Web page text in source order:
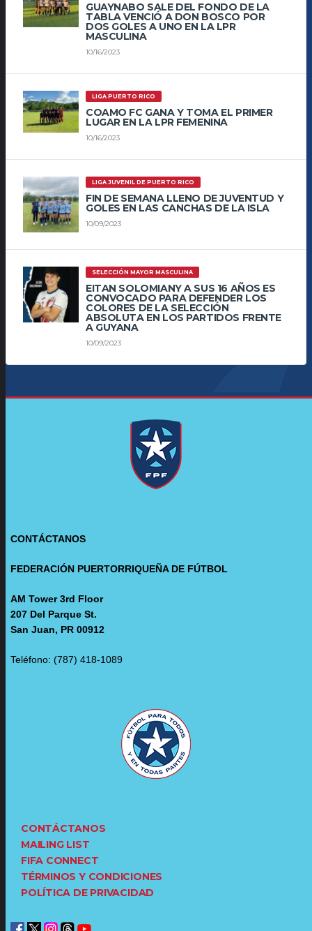
GUAYNABO SALE DEL FONDO DE LA
TABLA VENCIÓ A DON BOSCO POR
DOS GOLES A UNO EN LA LPR
MASCULINA
10/16/2023
LIGA PUERTO RICO
COAMO FC GANA Y TOMA EL PRIMER
LUGAR EN LA LPR FEMENINA
10/16/2023
LIGA JUVENIL DE PUERTO RICO
FIN DE SEMANA LLENO DE JUVENTUD Y
GOLES EN LAS CANCHAS DE LA ISLA
10/09/2023
SELECCIÓN MAYOR MASCULINA
EITAN SOLOMIANY A SUS 16 AÑOS ES
CONVOCADO PARA DEFENDER LOS
COLORES DE LA SELECCIÓN
ABSOLUTA EN LOS PARTIDOS FRENTE
A GUYANA
10/09/2023
CONTÁCTANOS
FEDERACIÓN PUERTORRIQUEÑA DE FÚTBOL
AM Tower 3rd Floor
207 Del Parque St.
San Juan, PR 00912
Teléfono: (787) 418-1089
CONTÁCTANOS
MAILING LIST
FIFA CONNECT
TÉRMINOS Y CONDICIONES
POLÍTICA DE PRIVACIDAD